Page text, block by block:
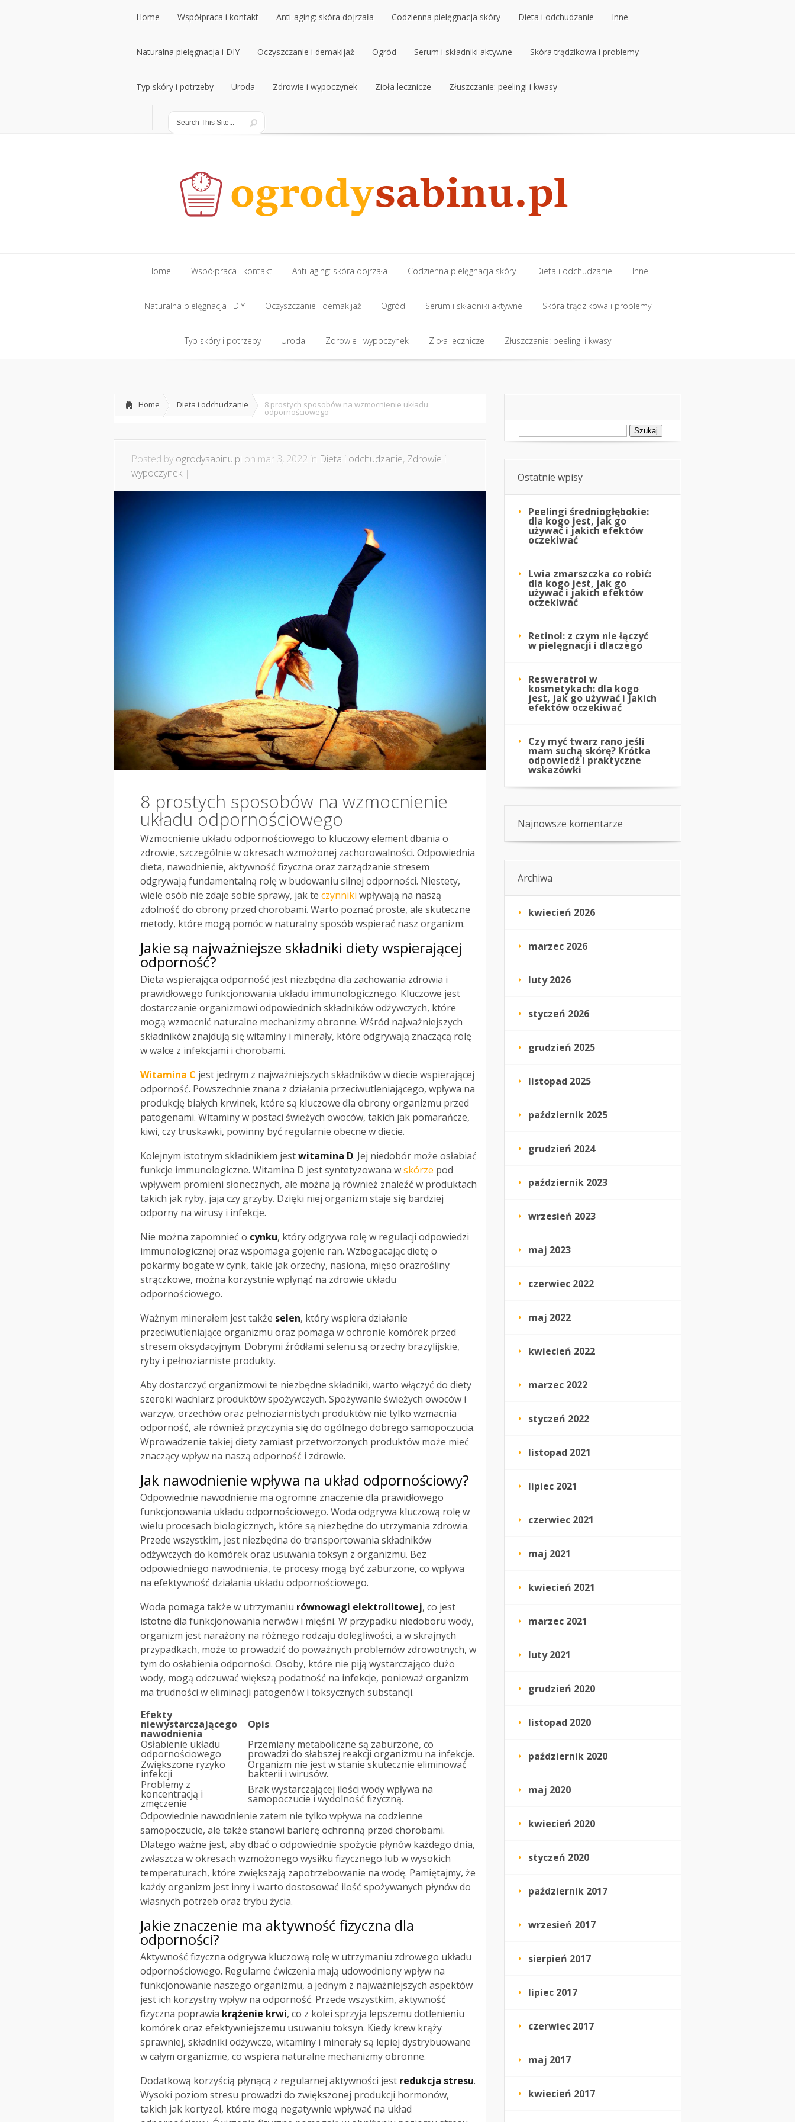
Home
Home
Współpraca i kontakt
Współpraca i kontakt
Anti-aging: skóra dojrzała
Anti-aging: skóra dojrzała
Codzienna pielęgnacja skóry
Codzienna pielęgnacja skóry
Dieta i odchudzanie
Dieta i odchudzanie
Inne
Inne
Naturalna pielęgnacja i DIY
Naturalna pielęgnacja i DIY
Oczyszczanie i demakijaż
Oczyszczanie i demakijaż
Ogród
Ogród
Serum i składniki aktywne
Serum i składniki aktywne
Skóra trądzikowa i problemy
Skóra trądzikowa i problemy
Typ skóry i potrzeby
Typ skóry i potrzeby
Uroda
Uroda
Zdrowie i wypoczynek Zioła lecznicze Złuszczanie: peelingi i kwasy
Home
Home
Współpraca i kontakt
Współpraca i kontakt
Anti-aging: skóra dojrzała
Anti-aging: skóra dojrzała
Codzienna pielęgnacja skóry
Codzienna pielęgnacja skóry
Dieta i odchudzanie
Dieta i odchudzanie
Inne
Inne
Naturalna pielęgnacja i DIY
Naturalna pielęgnacja i DIY
Oczyszczanie i demakijaż
Oczyszczanie i demakijaż
Ogród
Ogród
Serum i składniki aktywne
Serum i składniki aktywne
Skóra trądzikowa i problemy
Skóra trądzikowa i problemy
Typ skóry i potrzeby Uroda Zdrowie i wypoczynek Zioła lecznicze Złuszczanie: peelingi i kwasy
Home Dieta i odchudzanie 8 prostych sposobów na wzmocnienie układu
odpornościowego
Posted by ogrodysabinu.pl on mar 3, 2022 in Dieta i odchudzanie, Zdrowie i
wypoczynek |
8 prostych sposobów na wzmocnienie
układu odpornościowego
Wzmocnienie układu odpornościowego to kluczowy element dbania o
zdrowie, szczególnie w okresach wzmożonej zachorowalności. Odpowiednia
dieta, nawodnienie, aktywność fizyczna oraz zarządzanie stresem
odgrywają fundamentalną rolę w budowaniu silnej odporności. Niestety,
wiele osób nie zdaje sobie sprawy, jak te czynniki wpływają na naszą
zdolność do obrony przed chorobami. Warto poznać proste, ale skuteczne
metody, które mogą pomóc w naturalny sposób wspierać nasz organizm.
Jakie są najważniejsze składniki diety wspierającej
odporność?
Dieta wspierająca odporność jest niezbędna dla zachowania zdrowia i
prawidłowego funkcjonowania układu immunologicznego. Kluczowe jest
dostarczanie organizmowi odpowiednich składników odżywczych, które
mogą wzmocnić naturalne mechanizmy obronne. Wśród najważniejszych
składników znajdują się witaminy i minerały, które odgrywają znaczącą rolę
w walce z infekcjami i chorobami.
Witamina C jest jednym z najważniejszych składników w diecie wspierającej
odporność. Powszechnie znana z działania przeciwutleniającego, wpływa na
produkcję białych krwinek, które są kluczowe dla obrony organizmu przed
patogenami. Witaminy w postaci świeżych owoców, takich jak pomarańcze,
kiwi, czy truskawki, powinny być regularnie obecne w diecie.
Kolejnym istotnym składnikiem jestwitamina D. Jej niedobór może osłabiać
funkcje immunologiczne. Witamina D jest syntetyzowana wskórze pod
wpływem promieni słonecznych, ale można ją również znaleźć w produktach
takich jak ryby, jaja czy grzyby. Dzięki niej organizm staje się bardziej
odporny na wirusy i infekcje.
Nie można zapomnieć o cynku, który odgrywa rolę w regulacji odpowiedzi
immunologicznej oraz wspomaga gojenie ran. Wzbogacając dietę o
pokarmy bogate w cynk, takie jak orzechy, nasiona, mięso orazrośliny
strączkowe, można korzystnie wpłynąć na zdrowie układu
odpornościowego.
Ważnym minerałem jest także selen, który wspiera działanie
przeciwutleniające organizmu oraz pomaga w ochronie komórek przed
stresem oksydacyjnym. Dobrymi źródłami selenu są orzechy brazylijskie,
ryby i pełnoziarniste produkty.
Aby dostarczyć organizmowi te niezbędne składniki, warto włączyć do diety
szeroki wachlarz produktów spożywczych. Spożywanie świeżych owoców i
warzyw, orzechów oraz pełnoziarnistych produktów nie tylko wzmacnia
odporność, ale również przyczynia się do ogólnego dobrego samopoczucia.
Wprowadzenie takiej diety zamiast przetworzonych produktów może mieć
znaczący wpływ na naszą odporność i zdrowie.
Jak nawodnienie wpływa na układ odpornościowy?
Odpowiednie nawodnienie ma ogromne znaczenie dla prawidłowego
funkcjonowania układu odpornościowego. Woda odgrywa kluczową rolę w
wielu procesach biologicznych, które są niezbędne do utrzymania zdrowia.
Przede wszystkim, jest niezbędna do transportowania składników
odżywczych do komórek oraz usuwania toksyn z organizmu. Bez
odpowiedniego nawodnienia, te procesy mogą być zaburzone, co wpływa
na efektywność działania układu odpornościowego.
Woda pomaga także w utrzymaniu równowagi elektrolitowej, co jest
istotne dla funkcjonowania nerwów i mięśni. W przypadku niedoboru wody,
organizm jest narażony na różnego rodzaju dolegliwości, a w skrajnych
przypadkach, może to prowadzić do poważnych problemów zdrowotnych, w
tym do osłabienia odporności. Osoby, które nie piją wystarczająco dużo
wody, mogą odczuwać większą podatność na infekcje, ponieważ organizm
ma trudności w eliminacji patogenów i toksycznych substancji.
Efekty
niewystarczającego
nawodnienia
Opis
Osłabienie układu
odpornościowego
Przemiany metaboliczne są zaburzone, co
prowadzi do słabszej reakcji organizmu na infekcje.
Zwiększone ryzyko
infekcji
Organizm nie jest w stanie skutecznie eliminować
bakterii i wirusów.
Problemy z
koncentracją i
zmęczenie
Brak wystarczającej ilości wody wpływa na
samopoczucie i wydolność fizyczną.
Odpowiednie nawodnienie zatem nie tylko wpływa na codzienne
samopoczucie, ale także stanowi barierę ochronną przed chorobami.
Dlatego ważne jest, aby dbać o odpowiednie spożycie płynów każdego dnia,
zwłaszcza w okresach wzmożonego wysiłku fizycznego lub w wysokich
temperaturach, które zwiększają zapotrzebowanie na wodę. Pamiętajmy, że
każdy organizm jest inny i warto dostosować ilość spożywanych płynów do
własnych potrzeb oraz trybu życia.
Jakie znaczenie ma aktywność fizyczna dla
odporności?
Aktywność fizyczna odgrywa kluczową rolę w utrzymaniu zdrowego układu
odpornościowego. Regularne ćwiczenia mają udowodniony wpływ na
funkcjonowanie naszego organizmu, a jednym z najważniejszych aspektów
jest ich korzystny wpływ na odporność. Przede wszystkim, aktywność
fizyczna poprawia krążenie krwi, co z kolei sprzyja lepszemu dotlenieniu
komórek oraz efektywniejszemu usuwaniu toksyn. Kiedy krew krąży
sprawniej, składniki odżywcze, witaminy i minerały są lepiej dystrybuowane
w całym organizmie, co wspiera naturalne mechanizmy obronne.
Dodatkową korzyścią płynącą z regularnej aktywności jest redukcja stresu.
Wysoki poziom stresu prowadzi do zwiększonej produkcji hormonów,
takich jak kortyzol, które mogą negatywnie wpływać na układ
Szukaj:
Ostatnie wpisy
Peelingi średniogłębokie:
dla kogo jest, jak go
używać i jakich efektów
oczekiwać
Lwia zmarszczka co robić:
dla kogo jest, jak go
używać i jakich efektów
oczekiwać
Retinol: z czym nie łączyć
w pielęgnacji i dlaczego
Resweratrol w
kosmetykach: dla kogo
jest, jak go używać i jakich
efektów oczekiwać
Czy myć twarz rano jeśli
mam suchą skórę? Krótka
odpowiedź i praktyczne
wskazówki
Najnowsze komentarze
Archiwa
kwiecień 2026
marzec 2026
luty 2026
styczeń 2026
grudzień 2025
listopad 2025
październik 2025
grudzień 2024
październik 2023
wrzesień 2023
maj 2023
czerwiec 2022
maj 2022
kwiecień 2022
marzec 2022
styczeń 2022
listopad 2021
lipiec 2021
czerwiec 2021
maj 2021
kwiecień 2021
marzec 2021
luty 2021
grudzień 2020
listopad 2020
październik 2020
maj 2020
kwiecień 2020
styczeń 2020
październik 2017
wrzesień 2017
sierpień 2017
lipiec 2017
czerwiec 2017
maj 2017
kwiecień 2017